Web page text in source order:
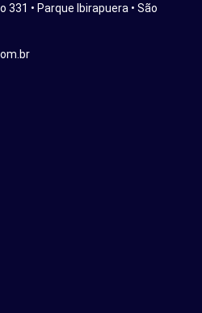
331 • Parque Ibirapuera • São